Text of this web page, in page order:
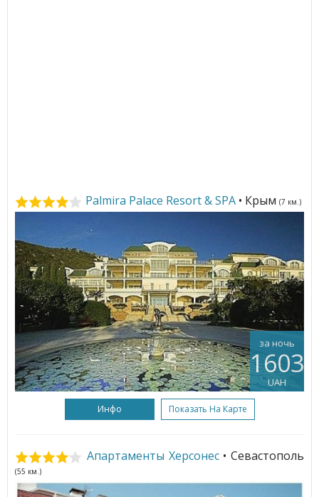
Palmira Palace Resort & SPA • Крым (7 км.)
за ночь
1603
UAH
Инфо Показать На Карте
Апартаменты Херсонес • Севастополь
(55 км.)